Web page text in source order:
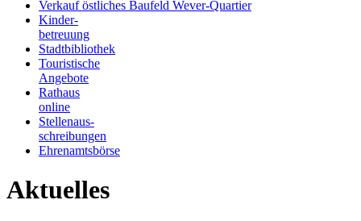
Verkauf östliches Baufeld Wever-Quartier
Kinder-
betreuung
Stadtbibliothek
Touristische
Angebote
Rathaus
online
Stellenaus-
schreibungen
Ehrenamtsbörse
Aktuelles